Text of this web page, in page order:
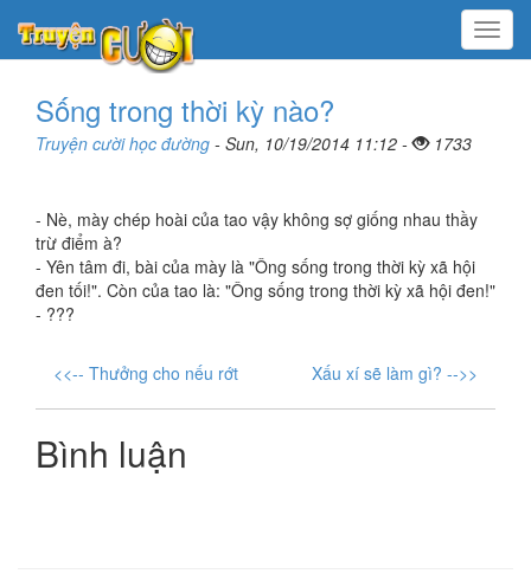
Menu
Sống trong thời kỳ nào?
Truyện cười học đường - Sun, 10/19/2014 11:12 - 1733
- Nè, mày chép hoài của tao vậy không sợ giống nhau thầy
trừ điểm à?
- Yên tâm đi, bài của mày là "Ông sống trong thời kỳ xã hội
đen tối!". Còn của tao là: "Ông sống trong thời kỳ xã hội đen!"
- ???
<<-- Thưởng cho nếu rớt Xấu xí sẽ làm gì? -->>
Bình luận